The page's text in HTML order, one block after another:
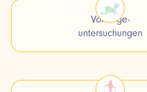
Vorsorge-
untersuchungen